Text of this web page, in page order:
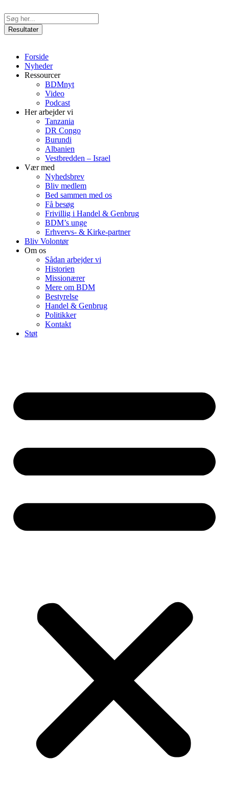
til
indhold
Search
...Resultater
Forside
Nyheder
Ressourcer
BDMnyt
Video
Podcast
Her arbejder vi
Tanzania
DR Congo
Burundi
Albanien
Vestbredden – Israel
Vær med
Nyhedsbrev
Bliv medlem
Bed sammen med os
Få besøg
Frivillig i Handel & Genbrug
BDM’s unge
Erhvervs- & Kirke-partner
Bliv Volontør
Om os
Sådan arbejder vi
Historien
Missionærer
Mere om BDM
Bestyrelse
Handel & Genbrug
Politikker
Kontakt
Støt